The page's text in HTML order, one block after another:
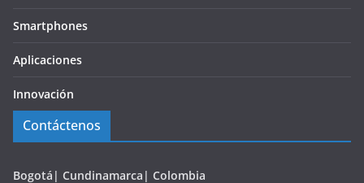
Smartphones
Aplicaciones
Innovación
Contáctenos
Bogotá| Cundinamarca| Colombia